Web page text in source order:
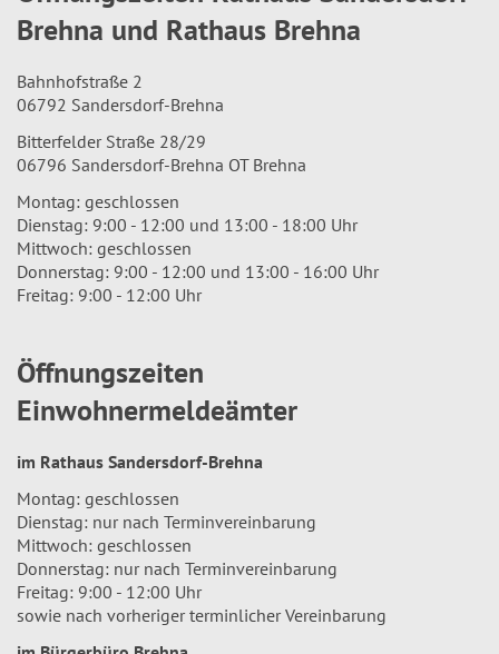
Brehna und Rathaus Brehna
Bahnhofstraße 2
06792 Sandersdorf-Brehna
Bitterfelder Straße 28/29
06796 Sandersdorf-Brehna OT Brehna
Montag: geschlossen
Dienstag: 9:00 - 12:00 und 13:00 - 18:00 Uhr
Mittwoch: geschlossen
Donnerstag: 9:00 - 12:00 und 13:00 - 16:00 Uhr
Freitag: 9:00 - 12:00 Uhr
Öffnungszeiten
Einwohnermeldeämter
im Rathaus Sandersdorf-Brehna
Montag: geschlossen
Dienstag: nur nach Terminvereinbarung
Mittwoch: geschlossen
Donnerstag: nur nach Terminvereinbarung
Freitag: 9:00 - 12:00 Uhr
sowie nach vorheriger terminlicher Vereinbarung